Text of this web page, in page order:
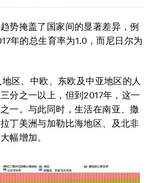
势掩盖了国家间的显著差异，例
年的总生育率为1.0，而尼日尔为
区、中欧、东欧及中亚地区的人
分之一以上，但到2017年，这一
一。与此同时，生活在南亚、撒
丁美洲与加勒比海地区、及北非
幅增加。